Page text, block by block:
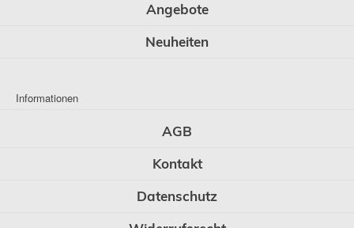
Angebote
Neuheiten
Informationen
AGB
Kontakt
Datenschutz